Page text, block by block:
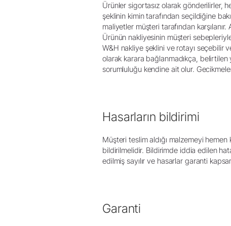
Ürünler sigortasız olarak gönderilirler,
şeklinin kimin tarafından seçildiğine
maliyetler müşteri tarafından
Ürünün nakliyesinin müşteri
W&H nakliye şeklini ve rotayı seçebilir
olarak karara bağlanmadıkça,
sorumluluğu kendine ait olur.
Hasarların bildirimi
Müşteri teslim aldığı malzemeyi
bildirilmelidir. Bildirimde iddia edilen
edilmiş sayılır ve hasarlar garanti
Garanti